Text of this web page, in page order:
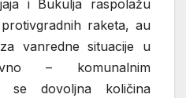
i Bukulja raspolažu
raketa, au
vanredne situacije u
– komunalnim
se dovoljna količina